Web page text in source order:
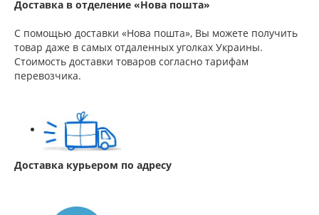
Доставка в отделение «Нова пошта»
С помощью доставки «Нова пошта», Вы можете получить
товар даже в самых отдаленных уголках Украины.
Стоимость доставки товаров согласно тарифам
перевозчика.
Доставка курьером по адресу